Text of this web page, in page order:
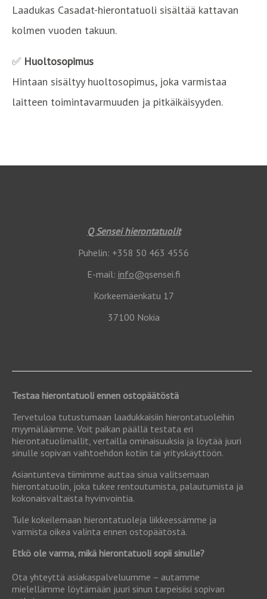
Laadukas Casadat-hierontatuoli sisältää kattavan
kolmen vuoden takuun.
✅ Huoltosopimus
Hintaan sisältyy huoltosopimus, joka varmistaa
laitteen toimintavarmuuden ja pitkäikäisyyden.
Q Sensei hierontatuolit
Puhelin: +358 50 463 4556
E-mail: info@qsensei.fi
Korkeemäenkatu 17
37100 Nokia
Testaa hierontatuoli ennen ostopäätöstä
Tervetuloa tutustumaan laadukkaisiin hierontatuoleihin
myymäläämme. Voit paikan päällä testata eri
hierontatuolimallit, vertailla ominaisuuksia ja löytää juuri
sinulle sopivan vaihtoehdon kotiin tai yrityskäyttöön.
Asiantunteva tiimimme auttaa sinua valitsemaan
hierontatuolin, joka tukee rentoutumista, palautumista ja
kokonaisvaltaista hyvinvointia.
Tule kokeilemaan hierontatuoleja liikkeessämme ja
varmista oikea valinta ennen ostopäätöstä.
Etkö ole varma, mikä hierontatuoli sopii sinulle?
Ota yhteyttä asiakaspalveluumme – autamme
mielellämme löytämään juuri sinun tarpeisiisi sopivan